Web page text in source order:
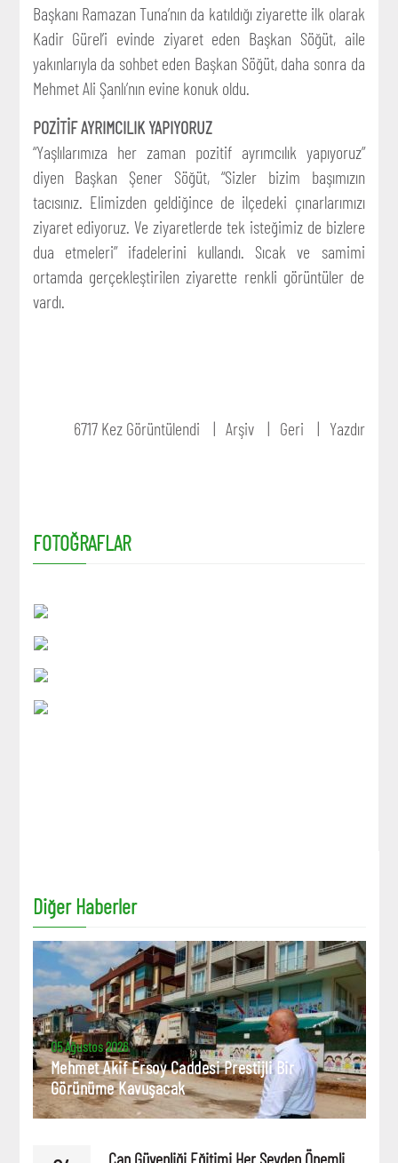
Başkanı Ramazan Tuna’nın da katıldığı ziyarette ilk olarak
Kadir Gürel’i evinde ziyaret eden Başkan Söğüt, aile
yakınlarıyla da sohbet eden Başkan Söğüt, daha sonra da
Mehmet Ali Şanlı’nın evine konuk oldu.
POZİTİF AYRIMCILIK YAPIYORUZ
“Yaşlılarımıza her zaman pozitif ayrımcılık yapıyoruz”
diyen Başkan Şener Söğüt, “Sizler bizim başımızın
tacısınız. Elimizden geldiğince de ilçedeki çınarlarımızı
ziyaret ediyoruz. Ve ziyaretlerde tek isteğimiz de bizlere
dua etmeleri” ifadelerini kullandı. Sıcak ve samimi
ortamda gerçekleştirilen ziyarette renkli görüntüler de
vardı.
6717 Kez Görüntülendi Arşiv Geri Yazdır
FOTOĞRAFLAR
Diğer Haberler
05 Ağustos 2026
Mehmet Akif Ersoy Caddesi Prestijli Bir
Görünüme Kavuşacak
Can Güvenliği Eğitimi Her Şeyden Önemli